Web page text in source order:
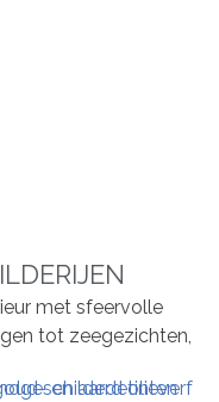
met sfeervolle
tot zeegezichten,